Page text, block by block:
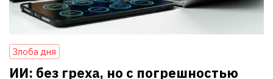
Злоба дня
ИИ: без греха, но с погрешностью